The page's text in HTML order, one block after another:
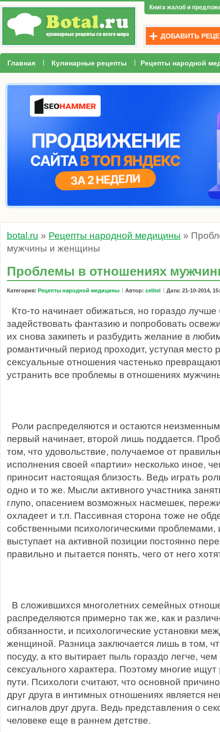
Книга жалоб и
ДОБАВИТЬ
Главная Кулинарные рецепты Рецепты народной
botal.ru » Рецепты народной медицины »
мужчины и женщины
Проблемы в отношениях
Категория: Рецепты народной медицины Автор: zelitel Дата: 21-10-2014,
Кто-то начинает обижаться, но гораздо лучше
задействовать фантазию и попробовать
их снова закипеть и разбудить желание в
романтичный период проходит, уступая место
сексуальные отношения частенько
устранить все проблемы в отношениях
Роли распределяются и остаются
первый начинает, второй лишь поддается.
том, что удовольствие, получаемое от
исполнения своей «партии» несколько иное,
приносит настоящая близость. Ведь играть
одно и то же. Мысли активного участника
глупо, опасением возможных насмешек,
охладеет и т.п. Пассивная сторона тоже не
собственными психологическими проблемами,
выступает на активной позиции постоянно
правильно и пытается понять, чего от него
В сложившихся многолетних семейных
распределяются примерно так же, как и
обязанности, и психологические установки
женщиной. Разница заключается лишь в том,
посуду, а кто вытирает пыль гораздо легче,
сексуального характера. Поэтому многие
пути. Психологи считают, что основной
друг друга в интимных отношениях является
сигналов друг друга. Ведь представления о
человеке еще в раннем детстве.